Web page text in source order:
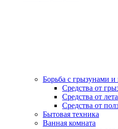
Борьба с грызунами
Средства от
Средства от
Средства от
Бытовая техника
Ванная комната